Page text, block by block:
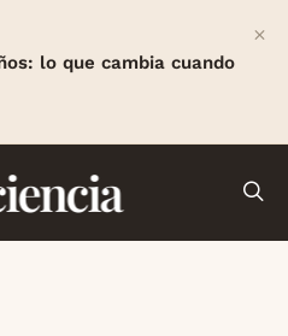
lo que cambia cuando
×